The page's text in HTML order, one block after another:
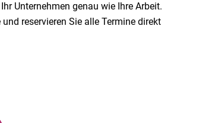
Unternehmen genau wie Ihre Arbeit.
reservieren Sie alle Termine direkt